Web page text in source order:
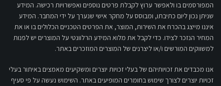
המפורסמים בו ולאפשר ערוץ לקבלת פרטים נוספים ואפשרויות רכישה. המידע
שניתן נכון ליום כתיבתו, ומבוסס על מחקר אישי שנערך על ידי המחבר. המידע
איננו מייצג בהכרח את השירות, המוצר, את הפרטים הטכניים הכלולים בו או את
המחיר הנזכר לצידו. כדי לקבל את מלוא המידע הרלוונטי על המוצרים יש לפנות
למשווקים המורשים ו/או ליצרנים של המוצרים המוזכרים באתר.
אנו מכבדים את זכויותיהם של בעלי זכויות יוצרים ומשקיעים מאמצים באיתור בעלי
זכויות יוצרים לצורך שימוש בחומרים המופיעים באתר. השימוש נעשה על פי סעיף